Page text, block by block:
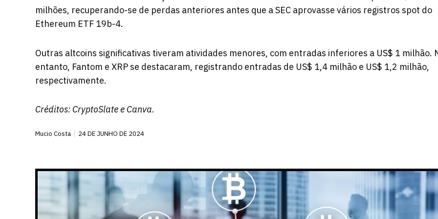
milhões, recuperando-se de perdas anteriores antes que a SEC aprovasse vários registros spot do
Ethereum ETF 19b-4.
Outras altcoins significativas tiveram atividades menores, com entradas inferiores a US$ 1 milhão.
entanto, Fantom e XRP se destacaram, registrando entradas de US$ 1,4 milhão e US$ 1,2 milhão,
respectivamente.
Créditos: CryptoSlatee Canva.
Mucio Costa 24 DE JUNHO DE 2024